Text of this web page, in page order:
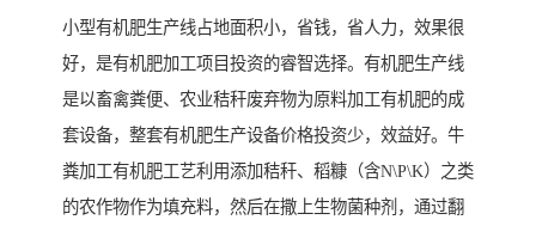
小型有机肥生产线占地面积小，省钱，省人力，效果很
好，是有机肥加工项目投资的睿智选择。有机肥生产线
是以畜禽粪便、农业秸秆废弃物为原料加工有机肥的成
套设备，整套有机肥生产设备价格投资少，效益好。牛
粪加工有机肥工艺利用添加秸秆、稻糠（含N\P\K）之类
的农作物作为填充料，然后在撒上生物菌种剂，通过翻